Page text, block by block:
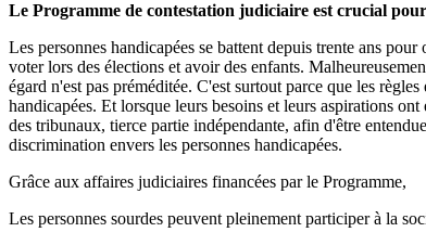
Le Programme de contestation judiciaire est crucial pour
Les personnes handicapées se battent depuis trente ans
voter lors des élections et avoir des enfants.
égard n'est pas préméditée. C'est surtout parce que les
handicapées. Et lorsque leurs besoins et leurs aspirations
des tribunaux, tierce partie indépendante, afin d'être
discrimination envers les personnes handicapées.
Grâce aux affaires judiciaires financées par le Programme,
Les personnes sourdes peuvent pleinement participer à la